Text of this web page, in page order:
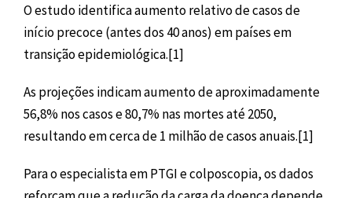
O estudo identifica aumento relativo de casos de
início precoce (antes dos 40 anos) em países em
transição epidemiológica.[1]
As projeções indicam aumento de aproximadamente
56,8% nos casos e 80,7% nas mortes até 2050,
resultando em cerca de 1 milhão de casos anuais.[1]
Para o especialista em PTGI e colposcopia, os dados